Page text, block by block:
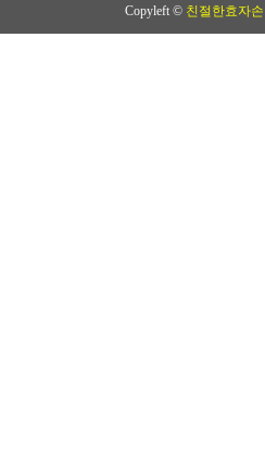
Copyleft © 친절한효자손